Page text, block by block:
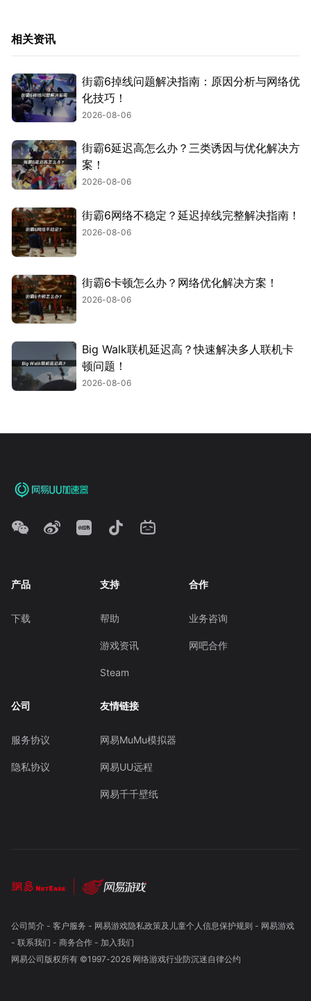
相关资讯
街霸6掉线问题解决指南：原因分析与网络优
化技巧！
2026-08-06
街霸6延迟高怎么办？三类诱因与优化解决方
案！
2026-08-06
街霸6网络不稳定？延迟掉线完整解决指南！
2026-08-06
街霸6卡顿怎么办？网络优化解决方案！
2026-08-06
Big Walk联机延迟高？快速解决多人联机卡
顿问题！
2026-08-06
产品
下载
支持
帮助
游戏资讯
Steam
合作
业务咨询
网吧合作
公司
服务协议
隐私协议
友情链接
网易MuMu模拟器
网易UU远程
网易千千壁纸
公司简介- 客户服务 - 网易游戏隐私政策及儿童个人信息保护规则 - 网易游戏
- 联系我们 - 商务合作- 加入我们
网易公司版权所有 ©1997-2026 网络游戏行业防沉迷自律公约